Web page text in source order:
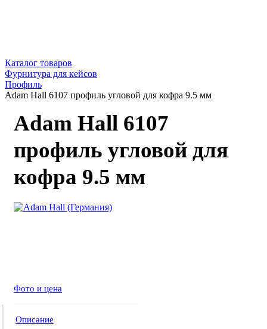
Каталог товаров
Фурнитура для кейсов
Профиль
Adam Hall 6107 профиль угловой для кофра 9.5 мм
Adam Hall 6107
профиль угловой для
кофра 9.5 мм
Фото и цена
Описание